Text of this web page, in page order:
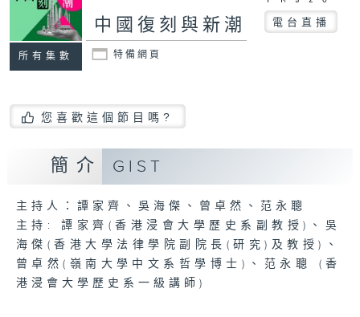
所有集數
中國復刻與新潮 電台直播
特備網頁
您喜歡這個節目嗎?
簡介 GIST
主持人：譚家齊、吳海傑、曾卓然、范永聰
主持: 譚家齊(香港浸會大學歷史系副教授)、吳
海傑(香港大學法律學院副院長(研究)及教授)、
曾卓然(嶺南大學中文系哲學博士)、范永聰 (香
港浸會大學歷史系一級講師)